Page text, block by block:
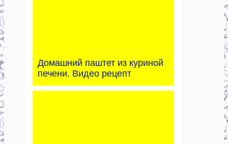
Домашний паштет из куриной
печени. Видео рецепт